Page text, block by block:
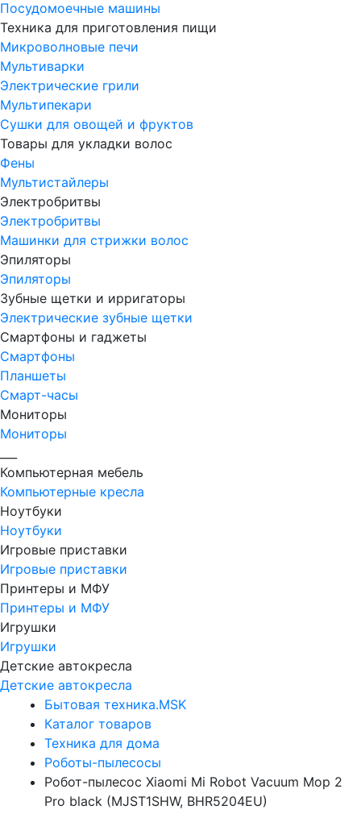
Посудомоечные машины
Техника для приготовления пищи
Микроволновые печи
Мультиварки
Электрические грили
Мультипекари
Сушки для овощей и фруктов
Товары для укладки волос
Фены
Мультистайлеры
Электробритвы
Электробритвы
Машинки для стрижки волос
Эпиляторы
Эпиляторы
Зубные щетки и ирригаторы
Электрические зубные щетки
Смартфоны и гаджеты
Смартфоны
Планшеты
Смарт-часы
Мониторы
Мониторы
Компьютерная мебель
Компьютерные кресла
Ноутбуки
Ноутбуки
Игровые приставки
Игровые приставки
Принтеры и МФУ
Принтеры и МФУ
Игрушки
Игрушки
Детские автокресла
Детские автокресла
Бытовая техника.MSK
Каталог товаров
Техника для дома
Роботы-пылесосы
Робот-пылесос Xiaomi Mi Robot Vacuum Mop 2
Pro black (MJST1SHW, BHR5204EU)